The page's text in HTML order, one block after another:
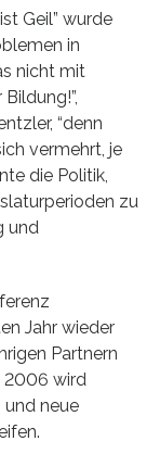
Geil” wurde
in
nicht mit
“denn
vermehrt, je
die Politik,
zu
und
Jahr wieder
Partnern
2006 wird
neue